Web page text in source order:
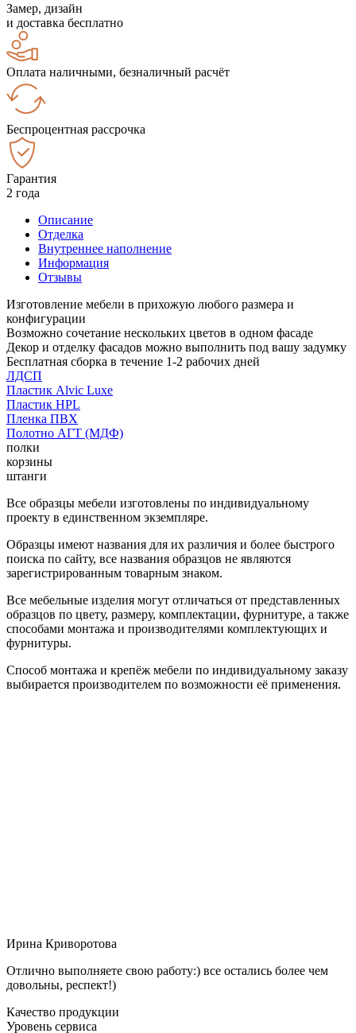
Замер, дизайн
и доставка бесплатно
Оплата наличными, безналичный расчёт
Беспроцентная рассрочка
Гарантия
2 года
Описание
Отделка
Внутреннее наполнение
Информация
Отзывы
Изготовление мебели в прихожую любого размера и
конфигурации
Возможно сочетание нескольких цветов в одном фасаде
Декор и отделку фасадов можно выполнить под вашу задумку
Бесплатная сборка в течение 1-2 рабочих дней
ЛДСП
Пластик Alvic Luxe
Пластик HPL
Пленка ПВХ
Полотно АГТ (МДФ)
полки
корзины
штанги
Все образцы мебели изготовлены по индивидуальному
проекту в единственном экземпляре.
Образцы имеют названия для их различия и более быстрого
поиска по сайту, все названия образцов не являются
зарегистрированным товарным знаком.
Все мебельные изделия могут отличаться от представленных
образцов по цвету, размеру, комплектации, фурнитуре, а также
способами монтажа и производителями комплектующих и
фурнитуры.
Способ монтажа и крепёж мебели по индивидуальному заказу
выбирается производителем по возможности её применения.
Ирина Криворотова
Отлично выполняете свою работу:) все остались более чем
довольны, респект!)
Качество продукции
Уровень сервиса